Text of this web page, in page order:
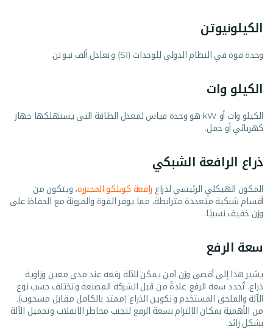
الكيلونيوتن
وحدة قوة في النظام الدولي للوحدات (SI) وتعادل ألف نيوتن.
الكيلو وات
الكيلو وات أو kW هو وحدة قياس لمعدل الطاقة التي يستهلكها جهاز
كهربائي أو حمل.
ذراع الرافعة الشبكي
المكون الهيكلي الرئيسي لذراع رافعة كوبلكو المجنزرة، ويتكون من
أقسام شبكية متعددة مترابطة، مما يوفر القوة والمرونة مع الحفاظ على
وزن خفيف نسبيًا.
سعة الرفع
يشير هذا إلى أقصى وزن آمن يمكن للآلة رفعه عند مدى معين وزاوية
ذراع. تُحدد سعة الرفع عادةً من قبل الشركة المصنعة وتختلف حسب نوع
الآلة والملحق المستخدم وتكوين الذراع (ممتد بالكامل مقابل مسحوب).
من الأهمية بمكان الالتزام بسعة الرفع لتجنب مخاطر الانقلاب وتحميل الآلة
بشكل زائد.